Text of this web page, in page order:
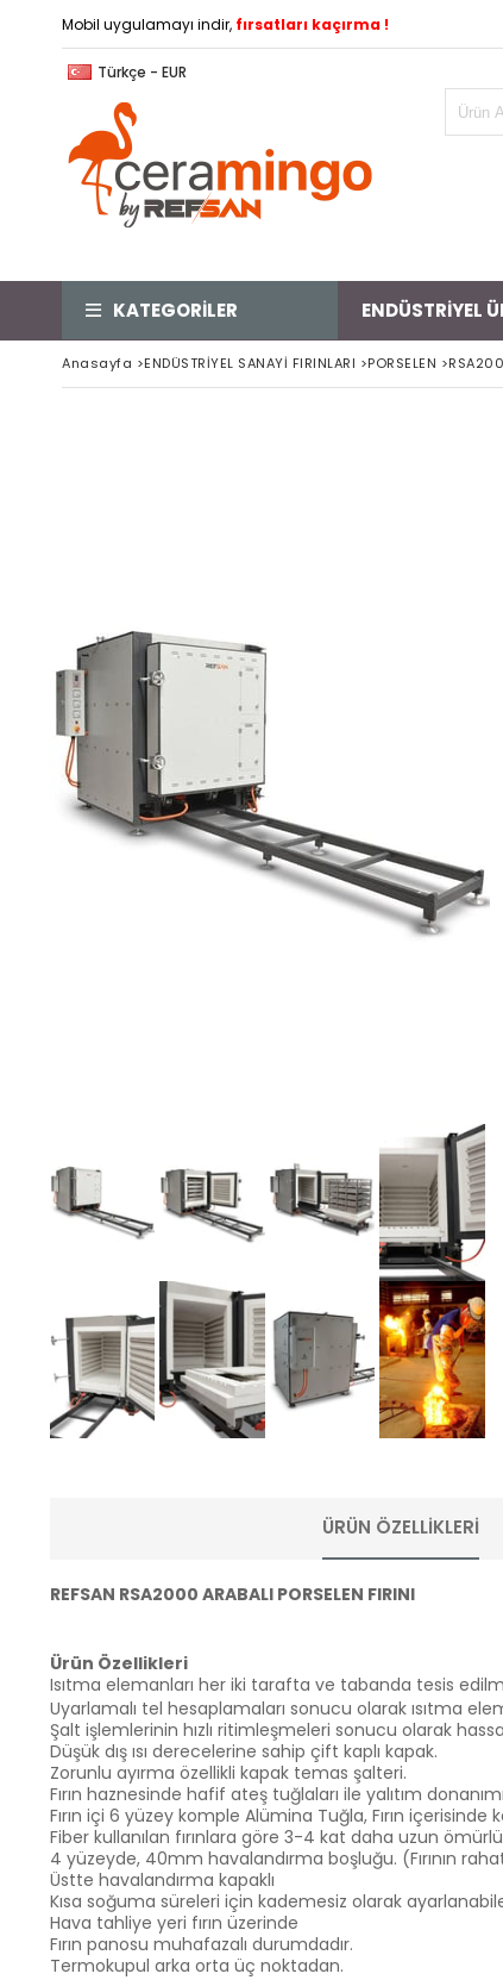
Mobil uygulamayı indir, fırsatları kaçırma !
Türkçe - EUR
KATEGORİLER ENDÜSTRİYEL
Anasayfa >ENDÜSTRİYEL SANAYİ FIRINLARI >PORSELEN >
ÜRÜN ÖZELLIKLERI
REFSAN RSA2000 ARABALI PORSELEN FIRINI
Ürün Özellikleri
Isıtma elemanları her iki tarafta ve tabanda tesis
Uyarlamalı tel hesaplamaları sonucu olarak ısıtma
Şalt işlemlerinin hızlı ritimleşmeleri sonucu olarak
Düşük dış ısı derecelerine sahip çift kaplı kapak.
Zorunlu ayırma özellikli kapak temas şalteri.
Fırın haznesinde hafif ateş tuğlaları ile yalıtım
Fırın içi 6 yüzey komple Alümina Tuğla, Fırın
Fiber kullanılan fırınlara göre 3-4 kat daha uzun
4 yüzeyde, 40mm havalandırma boşluğu. (Fırının
Üstte havalandırma kapaklı
Kısa soğuma süreleri için kademesiz olarak
Hava tahliye yeri fırın üzerinde
Fırın panosu muhafazalı durumdadır.
Termokupul arka orta üç noktadan.